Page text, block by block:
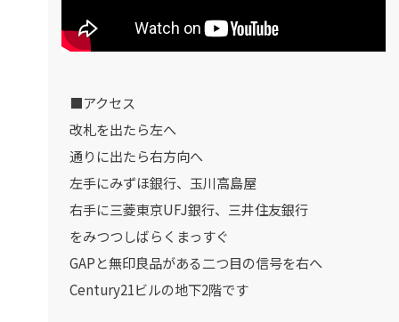
■アクセス
改札を出たら左へ
通りに出たら右方向へ
左手にみずほ銀行、玉川高島屋
右手に三菱東京UFJ銀行、三井住友銀行
をみつつしばらくまっすぐ
GAPと無印良品がある二つ目の信号を右へ
Century21ビルの地下2階です